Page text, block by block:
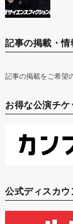
記事の掲載・
記事の掲載をご希望
お得な公演チケ
公式ディスカ